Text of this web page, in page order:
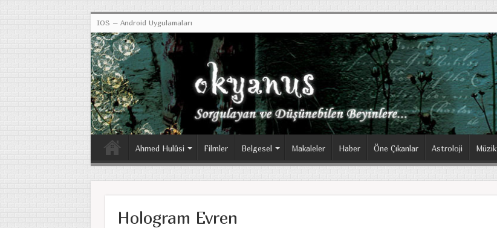
IOS – Android Uygulamaları
Ahmed Hulûsi Filmler Belgesel Makaleler Haber Öne Çıkanlar Astroloji Müzik
Hologram Evren